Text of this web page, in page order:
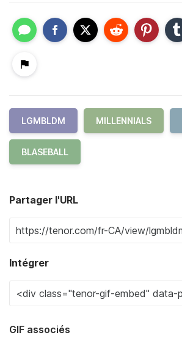
LGMBLDM MILLENNIALS
BLASEBALL
Partager l'URL
Intégrer
GIF associés